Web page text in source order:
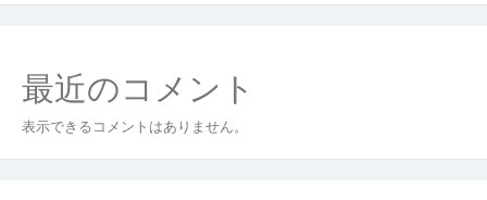
最近のコメント
表示できるコメントはありません。